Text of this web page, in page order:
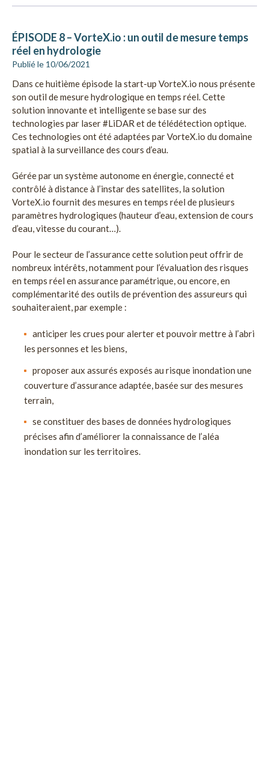
ÉPISODE 8 – VorteX.io : un outil de mesure temps
réel en hydrologie
Publié le 10/06/2021
Dans ce huitième épisode la start-up VorteX.io nous présente
son outil de mesure hydrologique en temps réel. Cette
solution innovante et intelligente se base sur des
technologies par laser #LiDAR et de télédétection optique.
Ces technologies ont été adaptées par VorteX.io du domaine
spatial à la surveillance des cours d’eau.
Gérée par un système autonome en énergie, connecté et
contrôlé à distance à l’instar des satellites, la solution
VorteX.io fournit des mesures en temps réel de plusieurs
paramètres hydrologiques (hauteur d’eau, extension de cours
d’eau, vitesse du courant…).
Pour le secteur de l’assurance cette solution peut offrir de
nombreux intérêts, notamment pour l’évaluation des risques
en temps réel en assurance paramétrique, ou encore, en
complémentarité des outils de prévention des assureurs qui
souhaiteraient, par exemple :
anticiper les crues pour alerter et pouvoir mettre à l’abri
les personnes et les biens,
proposer aux assurés exposés au risque inondation une
couverture d’assurance adaptée, basée sur des mesures
terrain,
se constituer des bases de données hydrologiques
précises afin d’améliorer la connaissance de l’aléa
inondation sur les territoires.